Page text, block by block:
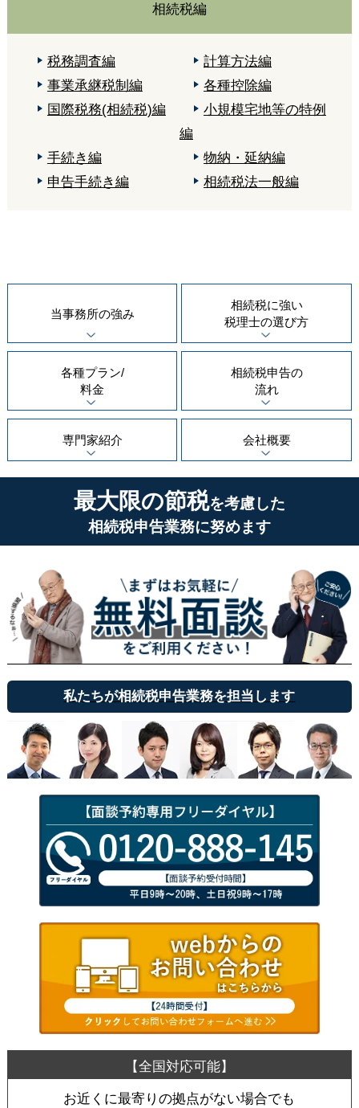
相続税編
税務調査編
計算方法編
事業承継税制編
各種控除編
国際税務(相続税)編
小規模宅地等の特例
編
手続き編
物納・延納編
申告手続き編
相続税法一般編
当事務所の強み
相続税に強い
税理士の選び方
各種プラン/
料金
相続税申告の
流れ
専門家紹介 会社概要
最大限の節税を考慮した
相続税申告業務に努めます
私たちが相続税申告業務を担当します
お近くに最寄りの拠点がない場合でも